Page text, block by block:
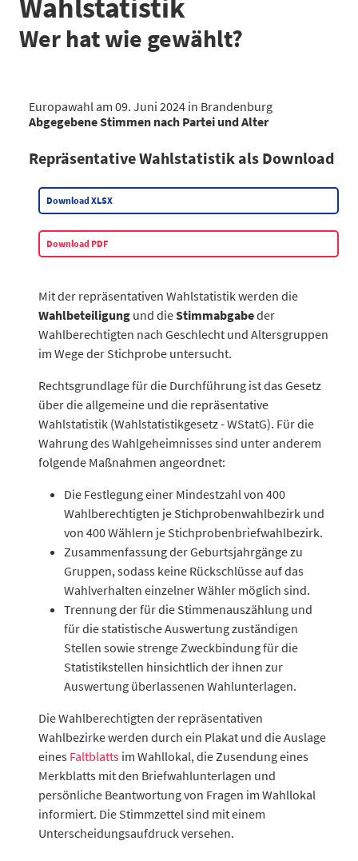
Wahlstatistik
Wer hat wie gewählt?
Europawahl am 09. Juni 2024 in Brandenburg
Abgegebene Stimmen nach Partei und Alter
Datentabelle: nach Alter und Parteien – Für einzelne
Insgesamt 22,4 21,6
25,3
AfD
13,3 20,8
29
CDU
28,6
SPD
39,8 24,4
19,3
DIE LINKE 30
FDP
17,7 19,5
26,6
BSW
30,1 25,8
Sonstige
10,5 15,6 23
Repräsentative Wahlstatistik als Download
Download XLSX
Download PDF
Mit der repräsentativen Wahlstatistik werden die
Wahlbeteiligung und dieStimmabgabeder
Wahlberechtigten nach Geschlecht und Altersgruppen
im Wege der Stichprobe untersucht.
Rechtsgrundlage für die Durchführung ist das Gesetz
über die allgemeine und die repräsentative
Wahlstatistik (Wahlstatistikgesetz - WStatG). Für die
Wahrung des Wahlgeheimnisses sind unter anderem
folgende Maßnahmen angeordnet:
Die Festlegung einer Mindestzahl von 400
Wahlberechtigten je Stichprobenwahlbezirk und
von 400 Wählern je Stichprobenbriefwahlbezirk.
Zusammenfassung der Geburtsjahrgänge zu
Gruppen, sodass keine Rückschlüsse auf das
Wahlverhalten einzelner Wähler möglich sind.
Trennung der für die Stimmenauszählung und
für die statistische Auswertung zuständigen
Stellen sowie strenge Zweckbindung für die
Statistikstellen hinsichtlich der ihnen zur
Auswertung überlassenen Wahlunterlagen.
Die Wahlberechtigten der repräsentativen
Wahlbezirke werden durch ein Plakat und die Auslage
eines Faltblatts im Wahllokal, die Zusendung eines
Merkblatts mit den Briefwahlunterlagen und
persönliche Beantwortung von Fragen im Wahllokal
informiert. Die Stimmzettel sind mit einem
Unterscheidungsaufdruck versehen.